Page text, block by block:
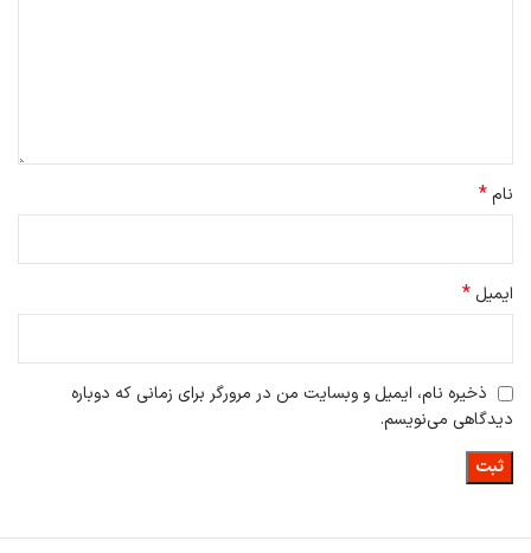
نام*
ایمیل *
ذخیره نام، ایمیل و وبسایت من در مرورگر برای زمانی که دوباره
دیدگاهی می‌نویسم.